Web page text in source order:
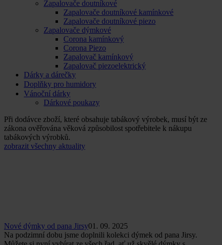
Zapalovače doutníkové
Zapalovače doutníkové kamínkové
Zapalovače doutníkové piezo
Zapalovače dýmkové
Corona kamínkový
Corona Piezo
Zapalovač kamínkový
Zapalovač piezoelektrický
Dárky a dárečky
Doplňky pro humidory
Vánoční dárky
Dárkové poukazy
Při dodávce zboží, které obsahuje tabákový výrobek, musí být ze
zákona ověřována věková způsobilost spotřebitele k nákupu
tabákových výrobků.
zobrazit všechny aktuality
Nové dýmky od pana Jirsy01. 09. 2025
Na podzimní dobu jsme doplnili kolekci dýmek od pana Jirsy.